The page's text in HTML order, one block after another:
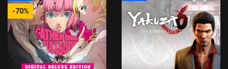
-70%